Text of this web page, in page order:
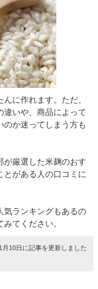
に作れます。ただ、
違いや、商品によって
のか迷ってしまう方も
が厳選した米麹のおす
がある人の口コミに
気ランキングもあるの
てください。
10日に記事を更新しました